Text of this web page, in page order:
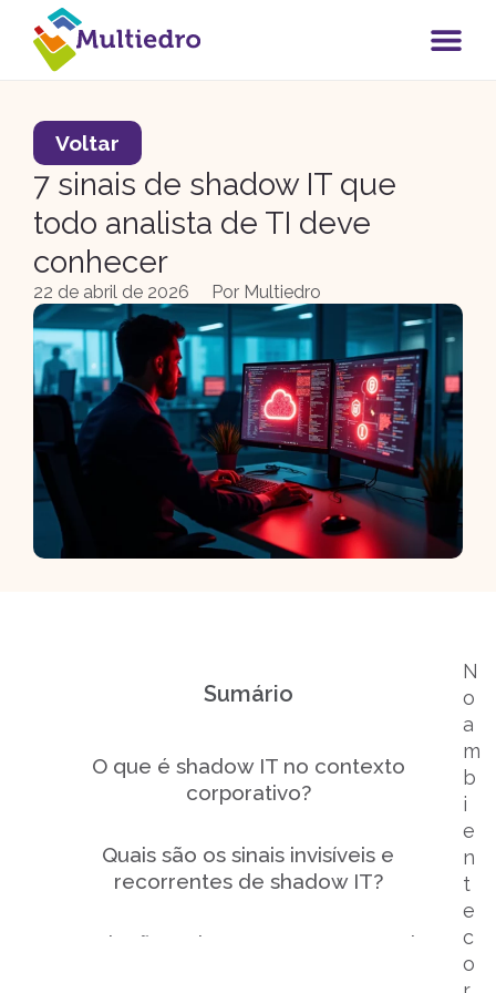
Voltar
7 sinais de shadow IT que
todo analista de TI deve
conhecer
22 de abril de 2026 Por Multiedro
N
o
a
m
b
i
e
n
t
e
c
o
Sumário
O que é shadow IT no contexto
corporativo?
Quais são os sinais invisíveis e
recorrentes de shadow IT?
Quais são os impactos concretos do